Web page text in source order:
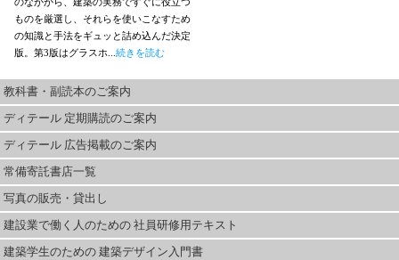
ものを厳選し、それらを使いこなすため
の知識と手法をギュッと詰め込んだ決定
版。第3版はグラスホ... 続きを読む
教科書・副読本のご案内
ディテール 定期購読のご案内
ディテール 広告掲載のご案内
常備寄託書店一覧
写真の販売・貸出し
建設業で働く人のための 社員研修用テキスト
建築学生のための 建築デザイン入門書